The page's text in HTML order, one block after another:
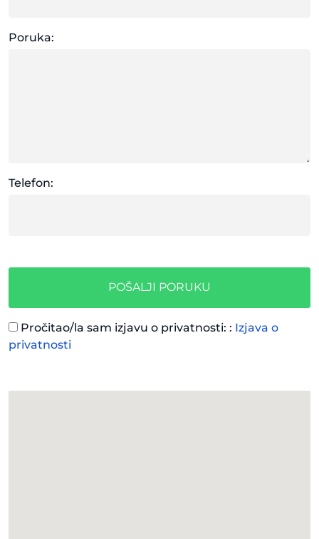
Poruka:
Telefon:
POŠALJI PORUKU
Pročitao/la sam izjavu o privatnosti: : Izjava o
privatnosti